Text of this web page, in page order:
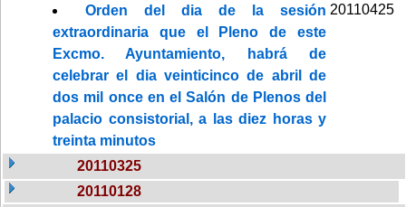
Orden del dia de la sesión
extraordinaria que el Pleno de este
Excmo. Ayuntamiento, habrá de
celebrar el dia veinticinco de abril de
dos mil once en el Salón de Plenos del
palacio consistorial, a las diez horas y
treinta minutos
20110425
20110325
20110128